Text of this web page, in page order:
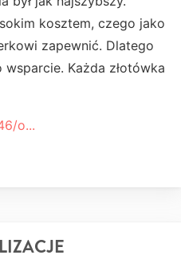
kosztem, czego jako
zapewnić. Dlatego
Każda złotówka
o...